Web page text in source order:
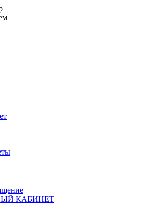
КАБИНЕТ